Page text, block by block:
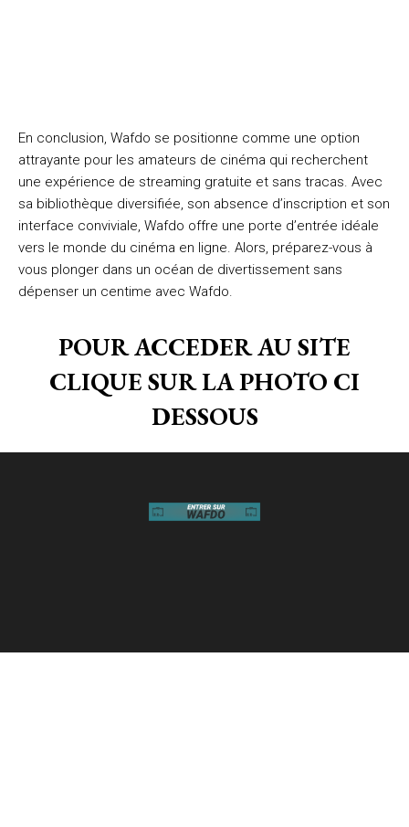
En conclusion, Wafdo se positionne comme une option
attrayante pour les amateurs de cinéma qui recherchent
une expérience de streaming gratuite et sans tracas. Avec
sa bibliothèque diversifiée, son absence d’inscription et son
interface conviviale, Wafdo offre une porte d’entrée idéale
vers le monde du cinéma en ligne. Alors, préparez-vous à
vous plonger dans un océan de divertissement sans
dépenser un centime avec Wafdo.
POUR ACCEDER AU SITE
CLIQUE SUR LA PHOTO CI
DESSOUS